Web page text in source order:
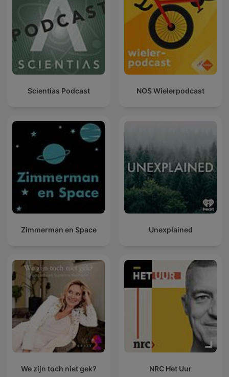
Scientias Podcast NOS Wielerpodcast
Zimmerman en Space Unexplained
We zijn toch niet gek? NRC Het Uur